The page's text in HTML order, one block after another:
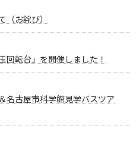
（お詫び）
回転台」を開催しました！
名古屋市科学館見学バスツア